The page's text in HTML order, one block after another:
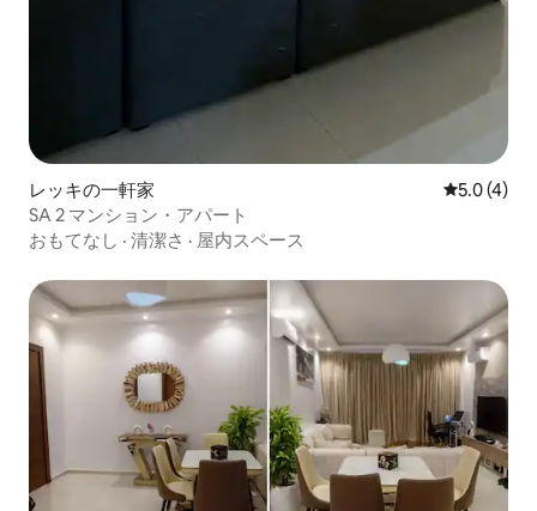
レッキの一軒家 レビュー4
5.0 (4)
SA 2 マンション・アパート
おもてなし · 清潔さ · 屋内スペース